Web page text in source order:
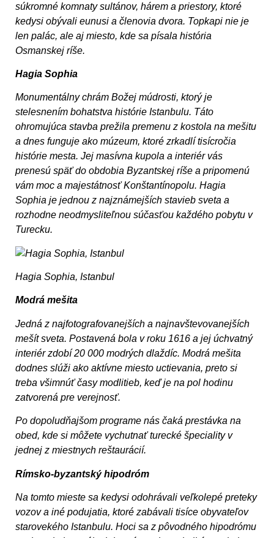
súkromné komnaty sultánov, hárem a priestory, ktoré
kedysi obývali eunusi a členovia dvora. Topkapi nie je
len palác, ale aj miesto, kde sa písala história
Osmanskej ríše.
Hagia Sophia
Monumentálny chrám Božej múdrosti, ktorý je
stelesnením bohatstva histórie Istanbulu. Táto
ohromujúca stavba prežila premenu z kostola na mešitu
a dnes funguje ako múzeum, ktoré zrkadlí tisícročia
histórie mesta. Jej masívna kupola a interiér vás
prenesú späť do obdobia Byzantskej ríše a pripomenú
vám moc a majestátnosť Konštantínopolu. Hagia
Sophia je jednou z najznámejších stavieb sveta a
rozhodne neodmysliteľnou súčasťou každého pobytu v
Turecku.
Hagia Sophia, Istanbul
Modrá mešita
Jedná z najfotografovanejších a najnavštevovanejších
mešít sveta. Postavená bola v roku 1616 a jej úchvatný
interiér zdobí 20 000 modrých dlaždíc. Modrá mešita
dodnes slúži ako aktívne miesto uctievania, preto si
treba všimnúť časy modlitieb, keď je na pol hodinu
zatvorená pre verejnosť.
Po dopoludňajšom programe nás čaká prestávka na
obed, kde si môžete vychutnať turecké špeciality v
jednej z miestnych reštaurácií.
Rímsko-byzantský hipodróm
Na tomto mieste sa kedysi odohrávali veľkolepé preteky
vozov a iné podujatia, ktoré zabávali tisíce obyvateľov
starovekého Istanbulu. Hoci sa z pôvodného hipodrómu